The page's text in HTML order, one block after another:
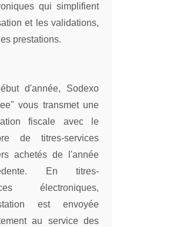
qui simplifient
et les validations,
prestations.
d'année, Sodexo
vous transmet une
fiscale avec le
de titres-services
achetés de l'année
En titres-
électroniques,
est envoyée
au service des